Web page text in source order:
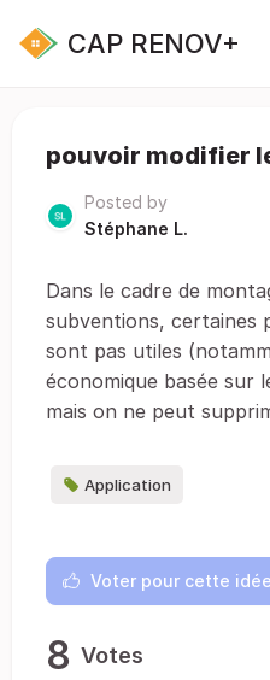
CAP RENOV+
pouvoir modifier
Posted by
Stéphane L.
Dans le cadre de
subventions, certaines
sont pas utiles
économique basée sur
mais on ne peut
Application
Voter pour cette idée
8 Votes